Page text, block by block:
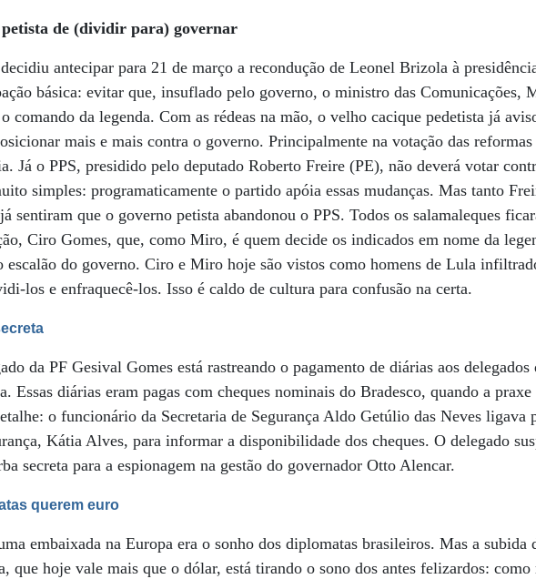
de (dividir para) governar
antecipar para 21 de março a recondução de Leonel Brizola à
básica: evitar que, insuflado pelo governo, o ministro das Comunicações,
comando da legenda. Com as rédeas na mão, o velho cacique pedetista já
mais e mais contra o governo. Principalmente na votação das
Já o PPS, presidido pelo deputado Roberto Freire (PE), não deverá votar
simples: programaticamente o partido apóia essas mudanças. Mas tanto
sentiram que o governo petista abandonou o PPS. Todos os salamaleques
Ciro Gomes, que, como Miro, é quem decide os indicados em nome da
escalão do governo. Ciro e Miro hoje são vistos como homens de Lula
los e enfraquecê-los. Isso é caldo de cultura para confusão na certa.
da PF Gesival Gomes está rastreando o pagamento de diárias aos
Essas diárias eram pagas com cheques nominais do Bradesco, quando a
o funcionário da Secretaria de Segurança Aldo Getúlio das Neves ligava
Kátia Alves, para informar a disponibilidade dos cheques. O delegado
secreta para a espionagem na gestão do governador Otto Alencar.
querem euro
embaixada na Europa era o sonho dos diplomatas brasileiros. Mas a subida
que hoje vale mais que o dólar, está tirando o sono dos antes felizardos: como